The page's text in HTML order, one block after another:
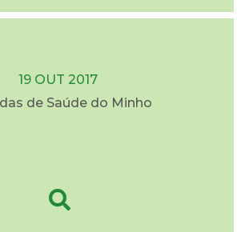
19 OUT 2017
de Saúde do Minho